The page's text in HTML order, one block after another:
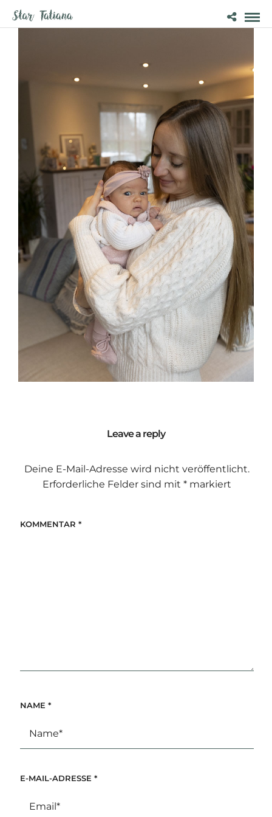
Leave a reply
Deine E-Mail-Adresse wird nicht veröffentlicht.
Erforderliche Felder sind mit *markiert
KOMMENTAR *
NAME *
E-MAIL-ADRESSE *